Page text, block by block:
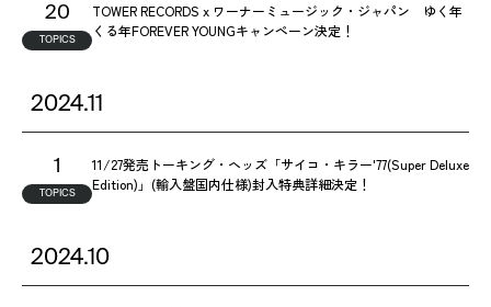
20
TOPICS
TOWER RECORDS x ワーナーミュージック・ジャパン ゆく年
くる年FOREVER YOUNGキャンペーン決定！
2024.11
1
TOPICS
11/27発売トーキング・ヘッズ「サイコ・キラー'77(Super Deluxe
Edition)」(輸入盤国内仕様)封入特典詳細決定！
2024.10